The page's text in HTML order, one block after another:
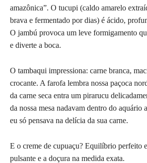
amazônica”. O tucupi (caldo amarelo
brava e fermentado por dias) é ácido,
O jambú provoca um leve formigamento
e diverte a boca.
O tambaqui impressiona: carne branca,
crocante. A farofa lembra nossa paçoca
da carne seca entra um pirarucu
da nossa mesa nadavam dentro do aquário
eu só pensava na delícia da sua carne.
E o creme de cupuaçu? Equilíbrio perfeito
pulsante e a doçura na medida exata.